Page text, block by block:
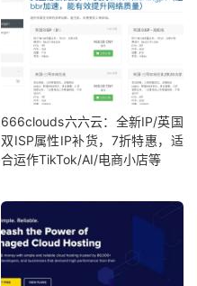
666clouds六六云：全新IP/英国
双ISP属性IP补货，7折特惠，适
合运作TikTok/AI/电商小店等